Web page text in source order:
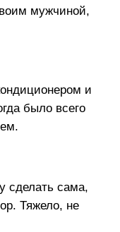
мужчиной,
и
было всего
сделать сама,
Тяжело, не